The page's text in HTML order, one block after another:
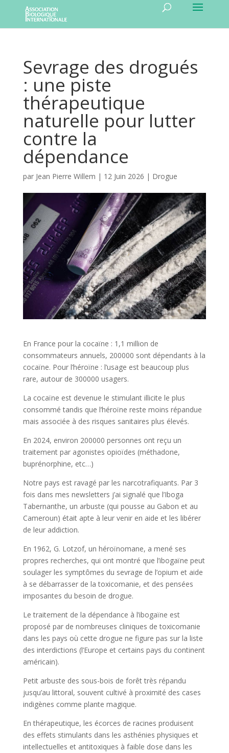
Sevrage des drogués
: une piste
thérapeutique
naturelle pour lutter
contre la
dépendance
par Jean Pierre Willem | 12 Juin 2026 | Drogue
En France pour la cocaïne : 1,1 million de
consommateurs annuels, 200000 sont dépendants à la
cocaïne. Pour l’héroïne : l’usage est beaucoup plus
rare, autour de 300000 usagers.
La cocaïne est devenue le stimulant illicite le plus
consommé tandis que l’héroïne reste moins répandue
mais associée à des risques sanitaires plus élevés.
En 2024, environ 200000 personnes ont reçu un
traitement par agonistes opioïdes (méthadone,
buprénorphine, etc…)
Notre pays est ravagé par les narcotrafiquants. Par 3
fois dans mes newsletters j’ai signalé que l’Iboga
Tabernanthe, un arbuste (qui pousse au Gabon et au
Cameroun) était apte à leur venir en aide et les libérer
de leur addiction.
En 1962, G. Lotzof, un héroïnomane, a mené ses
propres recherches, qui ont montré que l’ibogaïne peut
soulager les symptômes du sevrage de l’opium et aide
à se débarrasser de la toxicomanie, et des pensées
imposantes du besoin de drogue.
Le traitement de la dépendance à l’ibogaïne est
proposé par de nombreuses cliniques de toxicomanie
dans les pays où cette drogue ne figure pas sur la liste
des interdictions (l’Europe et certains pays du continent
américain).
Petit arbuste des sous-bois de forêt très répandu
jusqu’au littoral, souvent cultivé à proximité des cases
indigènes comme plante magique.
En thérapeutique, les écorces de racines produisent
des effets stimulants dans les asthénies physiques et
intellectuelles et antitoxiques à faible dose dans les